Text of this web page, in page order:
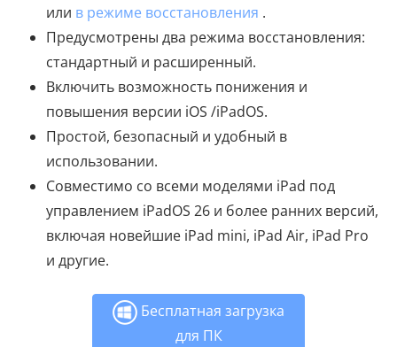
или в режиме восстановления .
Предусмотрены два режима восстановления:
стандартный и расширенный.
Включить возможность понижения и
повышения версии iOS /iPadOS.
Простой, безопасный и удобный в
использовании.
Совместимо со всеми моделями iPad под
управлением iPadOS 26 и более ранних версий,
включая новейшие iPad mini, iPad Air, iPad Pro
и другие.
Бесплатная загрузка
для ПК